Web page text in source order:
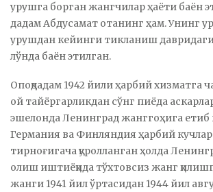
урушга борган жангчилар ҳаёти баён
дадам Абдусамат отанинг ҳам. Унинг
урушдан кейинги тикланиш давридаги
лўнда баён этилган.
Опоқдадам 1942 йили ҳарбий хизматга
ой тайёргарликдан сўнг пиёда
эшелонда Ленинград жанггоҳига етиб
Германия ва Финляндия ҳарбий
тирноғигача қуролланган ҳолда
олиш иштиёқида тўхтовсиз жанг
жанги 1941 йил ўртасидан 1944 йил